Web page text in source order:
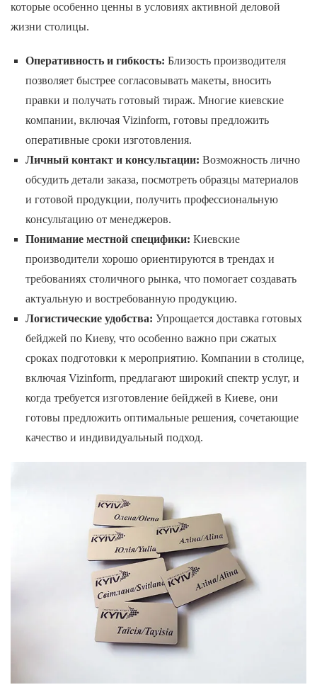
которые особенно ценны в условиях активной деловой
жизни столицы.
Оперативность и гибкость: Близость производителя
позволяет быстрее согласовывать макеты, вносить
правки и получать готовый тираж. Многие киевские
компании, включая Vizinform, готовы предложить
оперативные сроки изготовления.
Личный контакт и консультации: Возможность лично
обсудить детали заказа, посмотреть образцы материалов
и готовой продукции, получить профессиональную
консультацию от менеджеров.
Понимание местной специфики: Киевские
производители хорошо ориентируются в трендах и
требованиях столичного рынка, что помогает создавать
актуальную и востребованную продукцию.
Логистические удобства: Упрощается доставка готовых
бейджей по Киеву, что особенно важно при сжатых
сроках подготовки к мероприятию. Компании в столице,
включая Vizinform, предлагают широкий спектр услуг, и
когда требуется изготовление бейджей в Киеве, они
готовы предложить оптимальные решения, сочетающие
качество и индивидуальный подход.